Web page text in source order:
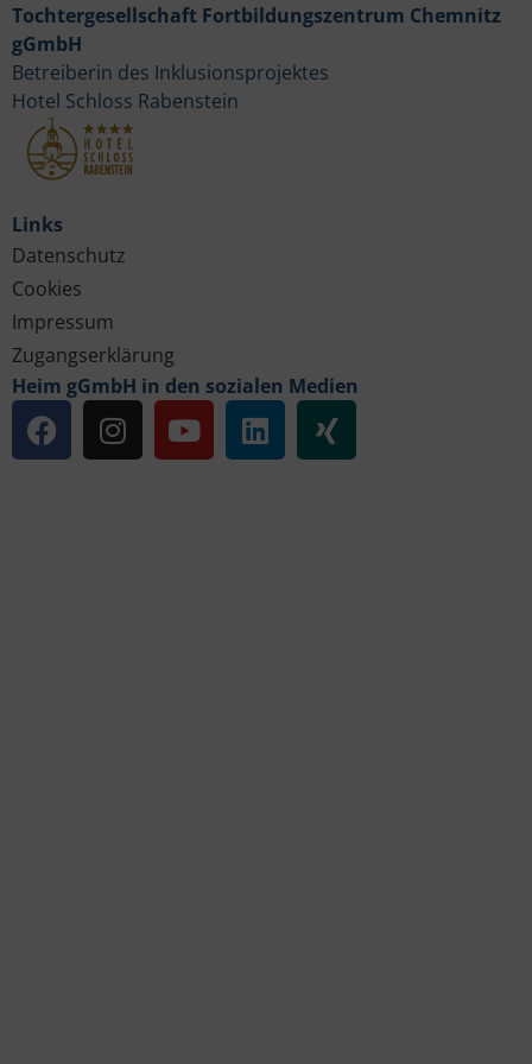
Links
Datenschutz
Cookies
Impressum
Zugangserklärung
Heim gGmbH in den sozialen Medien
Tochtergesellschaft Fortbildungszentrum Chemnitz
gGmbH
Betreiberin des Inklusionsprojektes
Hotel Schloss Rabenstein